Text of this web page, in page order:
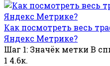
Как посмотреть весь
Яндекс Метрике?
Шаг 1: Значёк метки В
1 4.6к.